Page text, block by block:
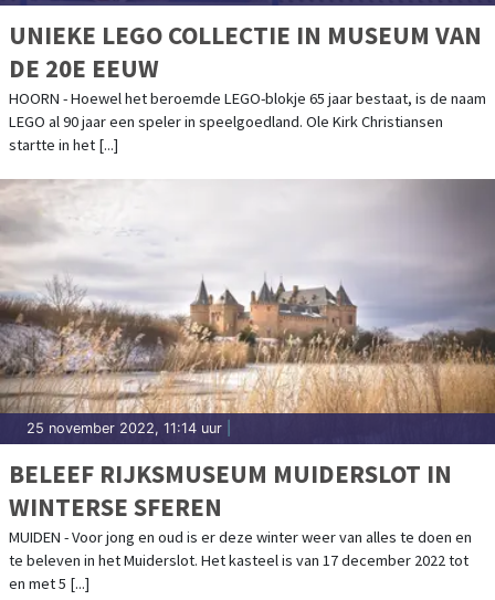
UNIEKE LEGO COLLECTIE IN MUSEUM VAN
DE 20E EEUW
HOORN - Hoewel het beroemde LEGO-blokje 65 jaar bestaat, is de naam
LEGO al 90 jaar een speler in speelgoedland. Ole Kirk Christiansen
startte in het [...]
25 november 2022, 11:14 uur
BELEEF RIJKSMUSEUM MUIDERSLOT IN
WINTERSE SFEREN
MUIDEN - Voor jong en oud is er deze winter weer van alles te doen en
te beleven in het Muiderslot. Het kasteel is van 17 december 2022 tot
en met 5 [...]